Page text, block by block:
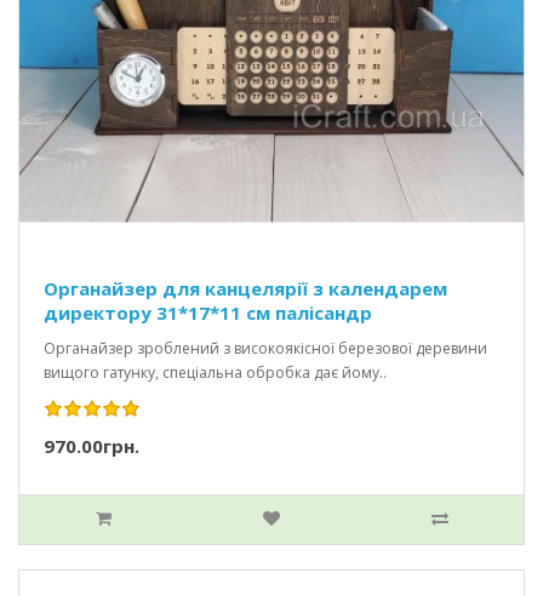
Органайзер для канцелярії з календарем
директору 31*17*11 см палісандр
Органайзер зроблений з високоякісної березової деревини
вищого гатунку, спеціальна обробка дає йому..
970.00грн.